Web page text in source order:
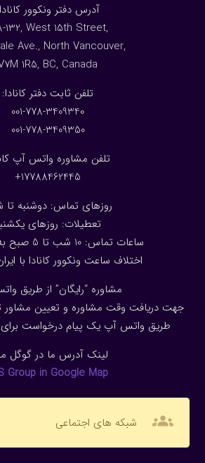
:آدرس دفتر ونکوور کانادا
132, West 15th Street,
Ave., North Vancouver,
1R5, BC, Canada
:تلفن ثابت دفتر کانادا
001-778-3409340
001-778-3409350
تلفن مشاوره واتس آپ
17788462445+
روزهای تماس: دوشنبه تا
تعطیلات: روزهای
ساعات تماس: 10 شب تا 5 صبح به وقت ایران
اختلاف ساعت ونکوور کانادا با
مشاوره “رایگان” از طریق
جهت دریافت وقت مشاوره و تعیین مشاور
طریق واتس آپ یک پیام درخواست برای
لینک آدرس ما در گوگل
Group in Google Map
groups شبکه های اجتماعی